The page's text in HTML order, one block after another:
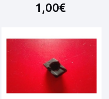
1,00€